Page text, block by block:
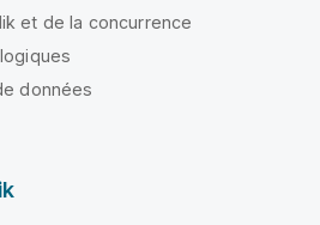
et de la concurrence
données